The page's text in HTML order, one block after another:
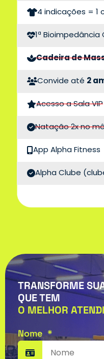
4 indicações = 1
1ª Bioimpedância
Cadeira de
Convide até 2
Acesso a Sala VIP
Natação 2x no
App Alpha Fitness
Alpha Clube
TRANSFORME
QUE TEM
O MELHOR
Nome *